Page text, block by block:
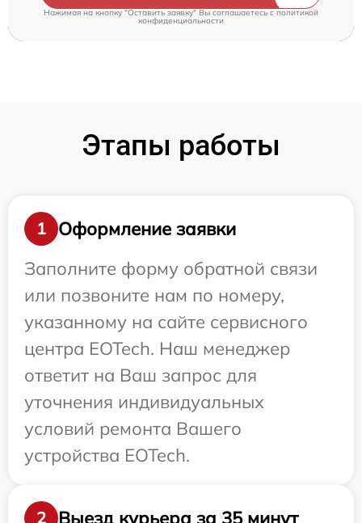
Нажимая на кнопку "Оставить заявку" Вы соглашаетесь cполитикой
конфиденциальности
Этапы работы
1
Оформление заявки
Заполните форму обратной связи
или позвоните нам по номеру,
указанному на сайте сервисного
центра EOTech. Наш менеджер
ответит на Ваш запрос для
уточнения индивидуальных
условий ремонта Вашего
устройства EOTech.
2 Выезд курьера за 35 минут